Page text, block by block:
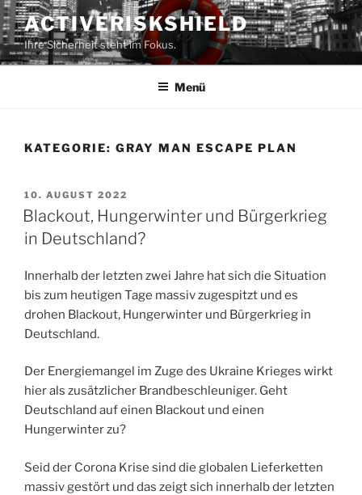
Zum
Inhalt
springen
ACTIVERISKSHIELD
Ihre Sicherheit steht im Fokus.
Menü
KATEGORIE: GRAY MAN ESCAPE PLAN
VERÖFFENTLICHT
AM
10. AUGUST 2022
Blackout, Hungerwinter und Bürgerkrieg
in Deutschland?
Innerhalb der letzten zwei Jahre hat sich die Situation
bis zum heutigen Tage massiv zugespitzt und es
drohen Blackout, Hungerwinter und Bürgerkrieg in
Deutschland.
Der Energiemangel im Zuge des Ukraine Krieges wirkt
hier als zusätzlicher Brandbeschleuniger. Geht
Deutschland auf einen Blackout und einen
Hungerwinter zu?
Seid der Corona Krise sind die globalen Lieferketten
massiv gestört und das zeigt sich innerhalb der letzten